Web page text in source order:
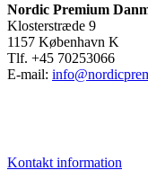
Nordic Premium
Klosterstræde 9
1157 København K
Tlf. +45 70253066
E-mail:
Kontakt information